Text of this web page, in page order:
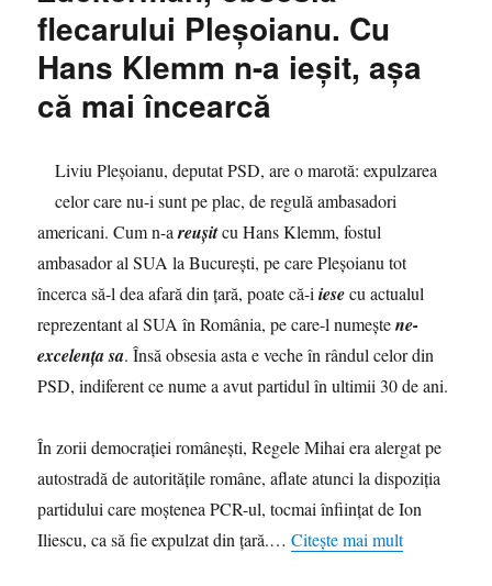
flecarului Pleşoianu. Cu
Hans Klemm n-a ieşit, aşa
că mai încearcă
Liviu Pleşoianu, deputat PSD, are o marotă: expulzarea
celor care nu-i sunt pe plac, de regulă ambasadori
americani. Cum n-areuşitcu Hans Klemm, fostul
ambasador al SUA la Bucureşti, pe care Pleşoianu tot
încerca să-l dea afară din ţară, poate că-iiesecu actualul
reprezentant al SUA în România, pe care-l numeştene-
excelența sa. Însă obsesia asta e veche în rândul celor din
PSD, indiferent ce nume a avut partidul în ultimii 30 de ani.
În zorii democraţiei româneşti, Regele Mihai era alergat pe
autostradă de autorităţile române, aflate atunci la dispoziţia
partidului care moştenea PCR-ul, tocmai înfiinţat de Ion
Iliescu, ca să fie expulzat din ţară.…Citește mai mult